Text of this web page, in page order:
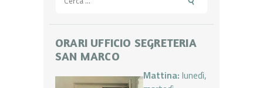
per:
ORARI UFFICIO SEGRETERIA
SAN MARCO
Mattina: lunedì,